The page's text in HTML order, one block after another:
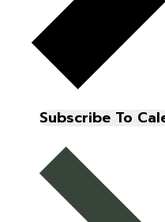
Subscribe To